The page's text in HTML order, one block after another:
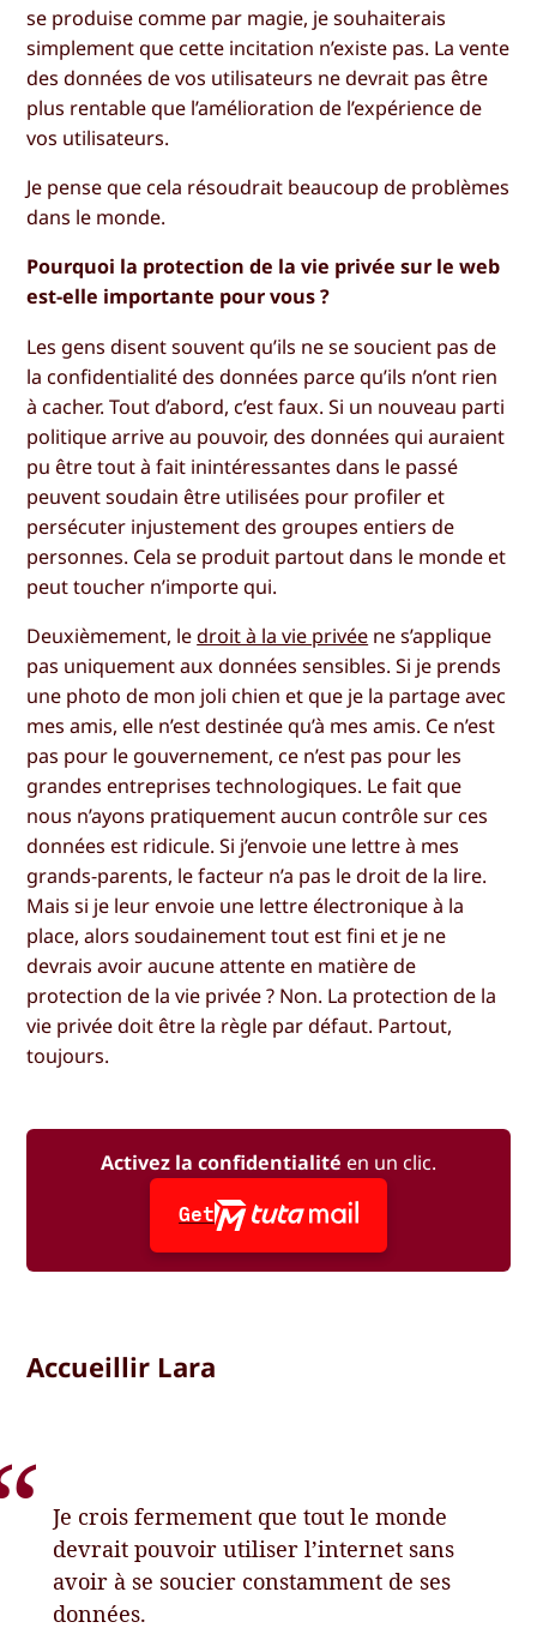
se produise comme par magie, je souhaiterais
simplement que cette incitation n’existe pas. La vente
des données de vos utilisateurs ne devrait pas être
plus rentable que l’amélioration de l’expérience de
vos utilisateurs.
Je pense que cela résoudrait beaucoup de problèmes
dans le monde.
Pourquoi la protection de la vie privée sur le web
est-elle importante pour vous ?
Les gens disent souvent qu’ils ne se soucient pas de
la confidentialité des données parce qu’ils n’ont rien
à cacher. Tout d’abord, c’est faux. Si un nouveau parti
politique arrive au pouvoir, des données qui auraient
pu être tout à fait inintéressantes dans le passé
peuvent soudain être utilisées pour profiler et
persécuter injustement des groupes entiers de
personnes. Cela se produit partout dans le monde et
peut toucher n’importe qui.
Deuxièmement, ledroit à la vie privée ne s’applique
pas uniquement aux données sensibles. Si je prends
une photo de mon joli chien et que je la partage avec
mes amis, elle n’est destinée qu’à mes amis. Ce n’est
pas pour le gouvernement, ce n’est pas pour les
grandes entreprises technologiques. Le fait que
nous n’ayons pratiquement aucun contrôle sur ces
données est ridicule. Si j’envoie une lettre à mes
grands-parents, le facteur n’a pas le droit de la lire.
Mais si je leur envoie une lettre électronique à la
place, alors soudainement tout est fini et je ne
devrais avoir aucune attente en matière de
protection de la vie privée ? Non. La protection de la
vie privée doit être la règle par défaut. Partout,
toujours.
Activez la confidentialité en un clic.
Get
Accueillir Lara
Je crois fermement que tout le monde
devrait pouvoir utiliser l’internet sans
avoir à se soucier constamment de ses
données.